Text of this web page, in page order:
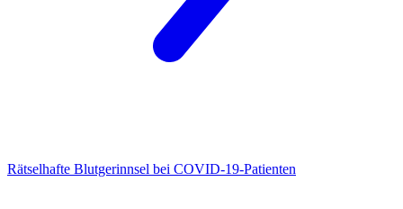
Rätselhafte Blutgerinnsel bei COVID-19-Patienten